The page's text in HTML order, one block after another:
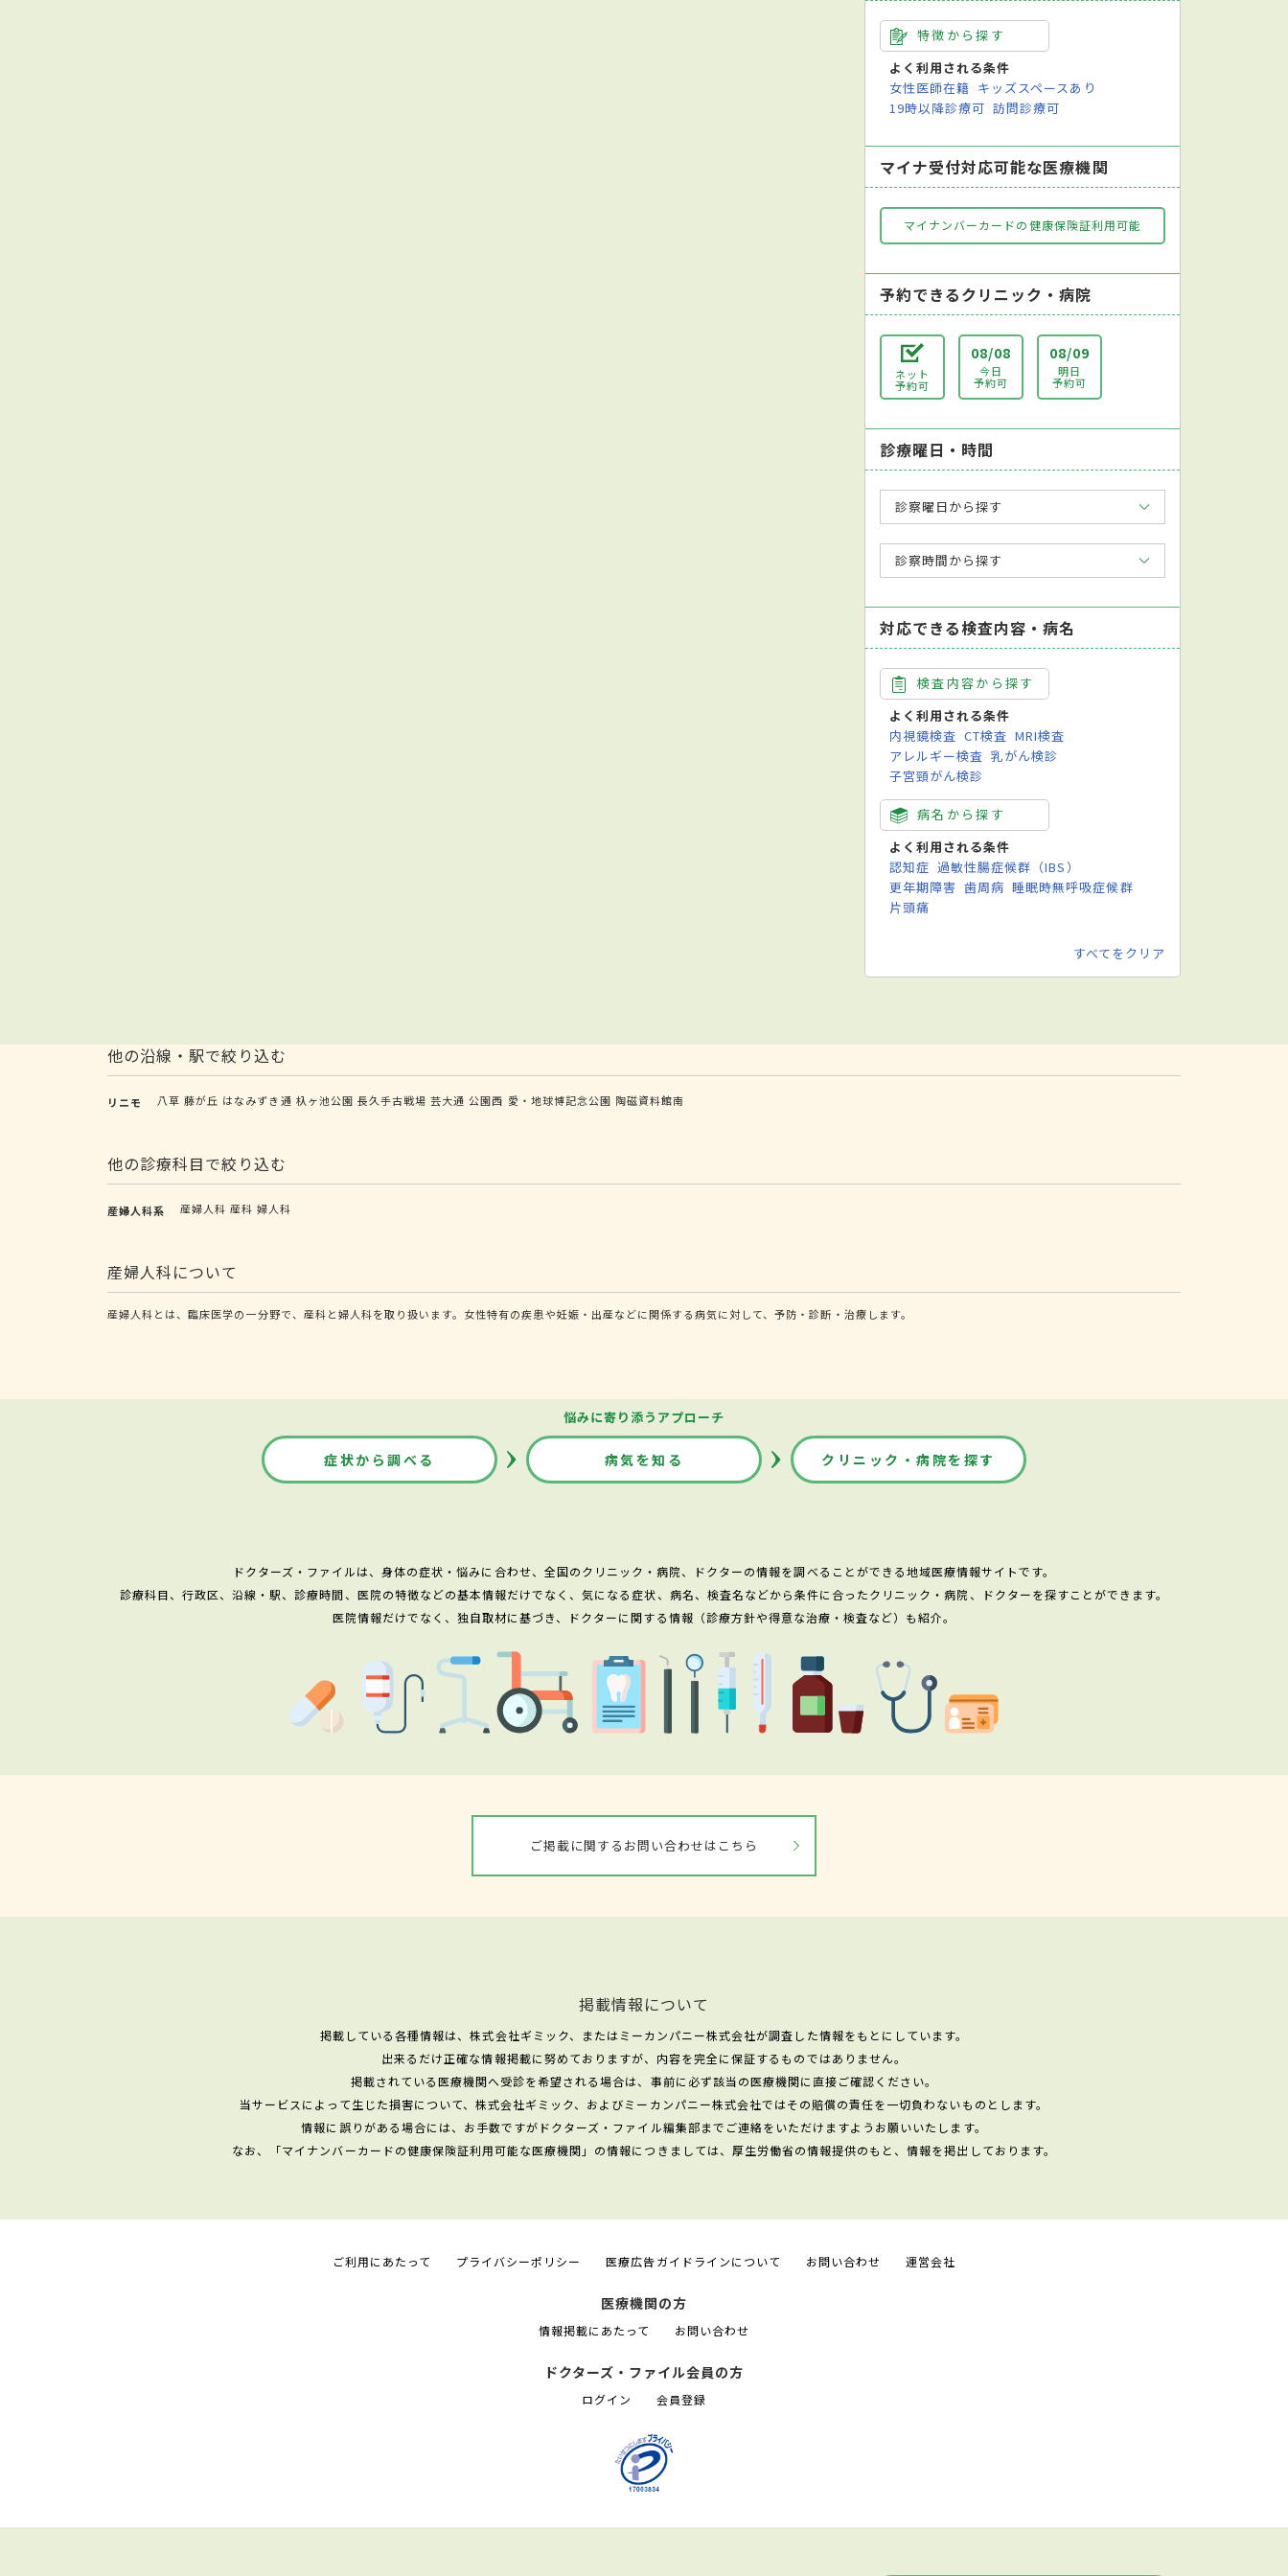
特徴から探す
よく利用される条件
女性医師在籍 キッズスペースあり
19時以降診療可 訪問診療可
マイナ受付対応可能な医療機関
マイナンバーカードの健康保険証利用可能
予約できるクリニック・病院
ネット
予約可
08/08
今日
予約可
08/09
明日
予約可
診療曜日・時間
診察曜日から探す
診察時間から探す
対応できる検査内容・病名
検査内容から探す
よく利用される条件
内視鏡検査 CT検査 MRI検査
アレルギー検査 乳がん検診
子宮頸がん検診
病名から探す
よく利用される条件
認知症 過敏性腸症候群（IBS）
更年期障害 歯周病 睡眠時無呼吸症候群
片頭痛
すべてをクリア
他の沿線・駅で絞り込む
リニモ 八草 藤が丘 はなみずき通 杁ヶ池公園 長久手古戦場 芸大通 公園西 愛・地球博記念公園 陶磁資料館南
他の診療科目で絞り込む
産婦人科系 産婦人科 産科 婦人科
産婦人科について
産婦人科とは、臨床医学の一分野で、産科と婦人科を取り扱います。女性特有の疾患や妊娠・出産などに関係する病気に対して、予防・診断・治療します。
悩みに寄り添うアプローチ
症状から調べる 病気を知る クリニック・病院を探す
ドクターズ・ファイルは、身体の症状・悩みに合わせ、全国のクリニック・病院、ドクターの情報を調べることができる地域医療情報サイトです。
診療科目、行政区、沿線・駅、診療時間、医院の特徴などの基本情報だけでなく、気になる症状、病名、検査名などから条件に合ったクリニック・病院、ドクターを探すことができます。
医院情報だけでなく、独自取材に基づき、ドクターに関する情報（診療方針や得意な治療・検査など）も紹介。
ご掲載に関するお問い合わせはこちら
掲載情報について
掲載している各種情報は、株式会社ギミック、またはミーカンパニー株式会社が調査した情報をもとにしています。
出来るだけ正確な情報掲載に努めておりますが、内容を完全に保証するものではありません。
掲載されている医療機関へ受診を希望される場合は、事前に必ず該当の医療機関に直接ご確認ください。
当サービスによって生じた損害について、株式会社ギミック、およびミーカンパニー株式会社ではその賠償の責任を一切負わないものとします。
情報に誤りがある場合には、お手数ですがドクターズ・ファイル編集部までご連絡をいただけますようお願いいたします。
なお、「マイナンバーカードの健康保険証利用可能な医療機関」の情報につきましては、厚生労働省の情報提供のもと、情報を掲出しております。
ご利用にあたって プライバシーポリシー 医療広告ガイドラインについて お問い合わせ 運営会社
医療機関の方
情報掲載にあたって お問い合わせ
ドクターズ・ファイル会員の方
ログイン 会員登録